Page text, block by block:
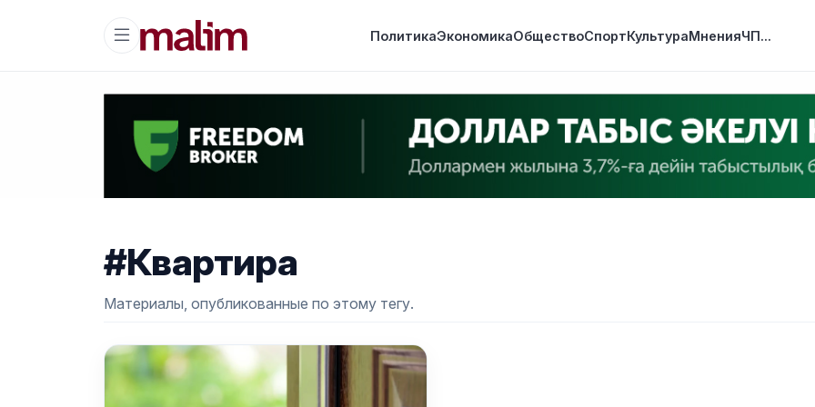
ПолитикаЭкономикаОбществоСпортКультураМненияЧП...
#Квартира
Материалы, опубликованные по этому тегу.